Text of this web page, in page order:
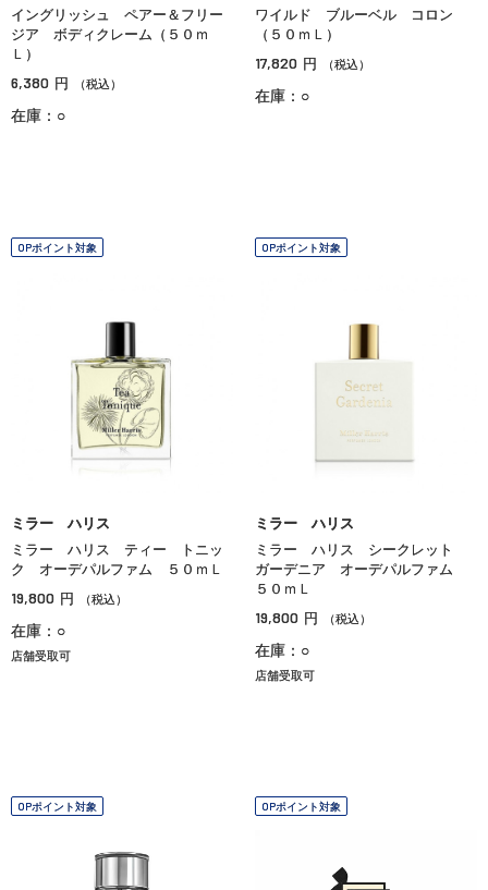
イングリッシュ ペアー＆フリー
ジア ボディクレーム（５０ｍ
Ｌ）
6,380 円 （税込）
在庫：○
ワイルド ブルーベル コロン
（５０ｍＬ）
17,820 円 （税込）
在庫：○
OPポイント対象
ミラー ハリス
ミラー ハリス ティー トニッ
ク オーデパルファム ５０ｍＬ
19,800 円 （税込）
在庫：○
店舗受取可
OPポイント対象
ミラー ハリス
ミラー ハリス シークレット
ガーデニア オーデパルファム
５０ｍＬ
19,800 円 （税込）
在庫：○
店舗受取可
OPポイント対象 OPポイント対象